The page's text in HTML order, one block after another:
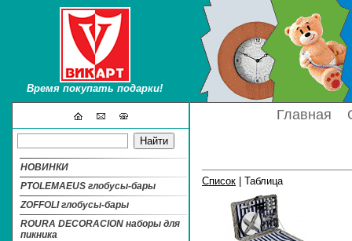
Время покупать подарки!
Главная
НОВИНКИ
PTOLEMAEUS глобусы-бары
ZOFFOLI глобусы-бары
ROURA DECORACION наборы для
пикника
Список | Таблица